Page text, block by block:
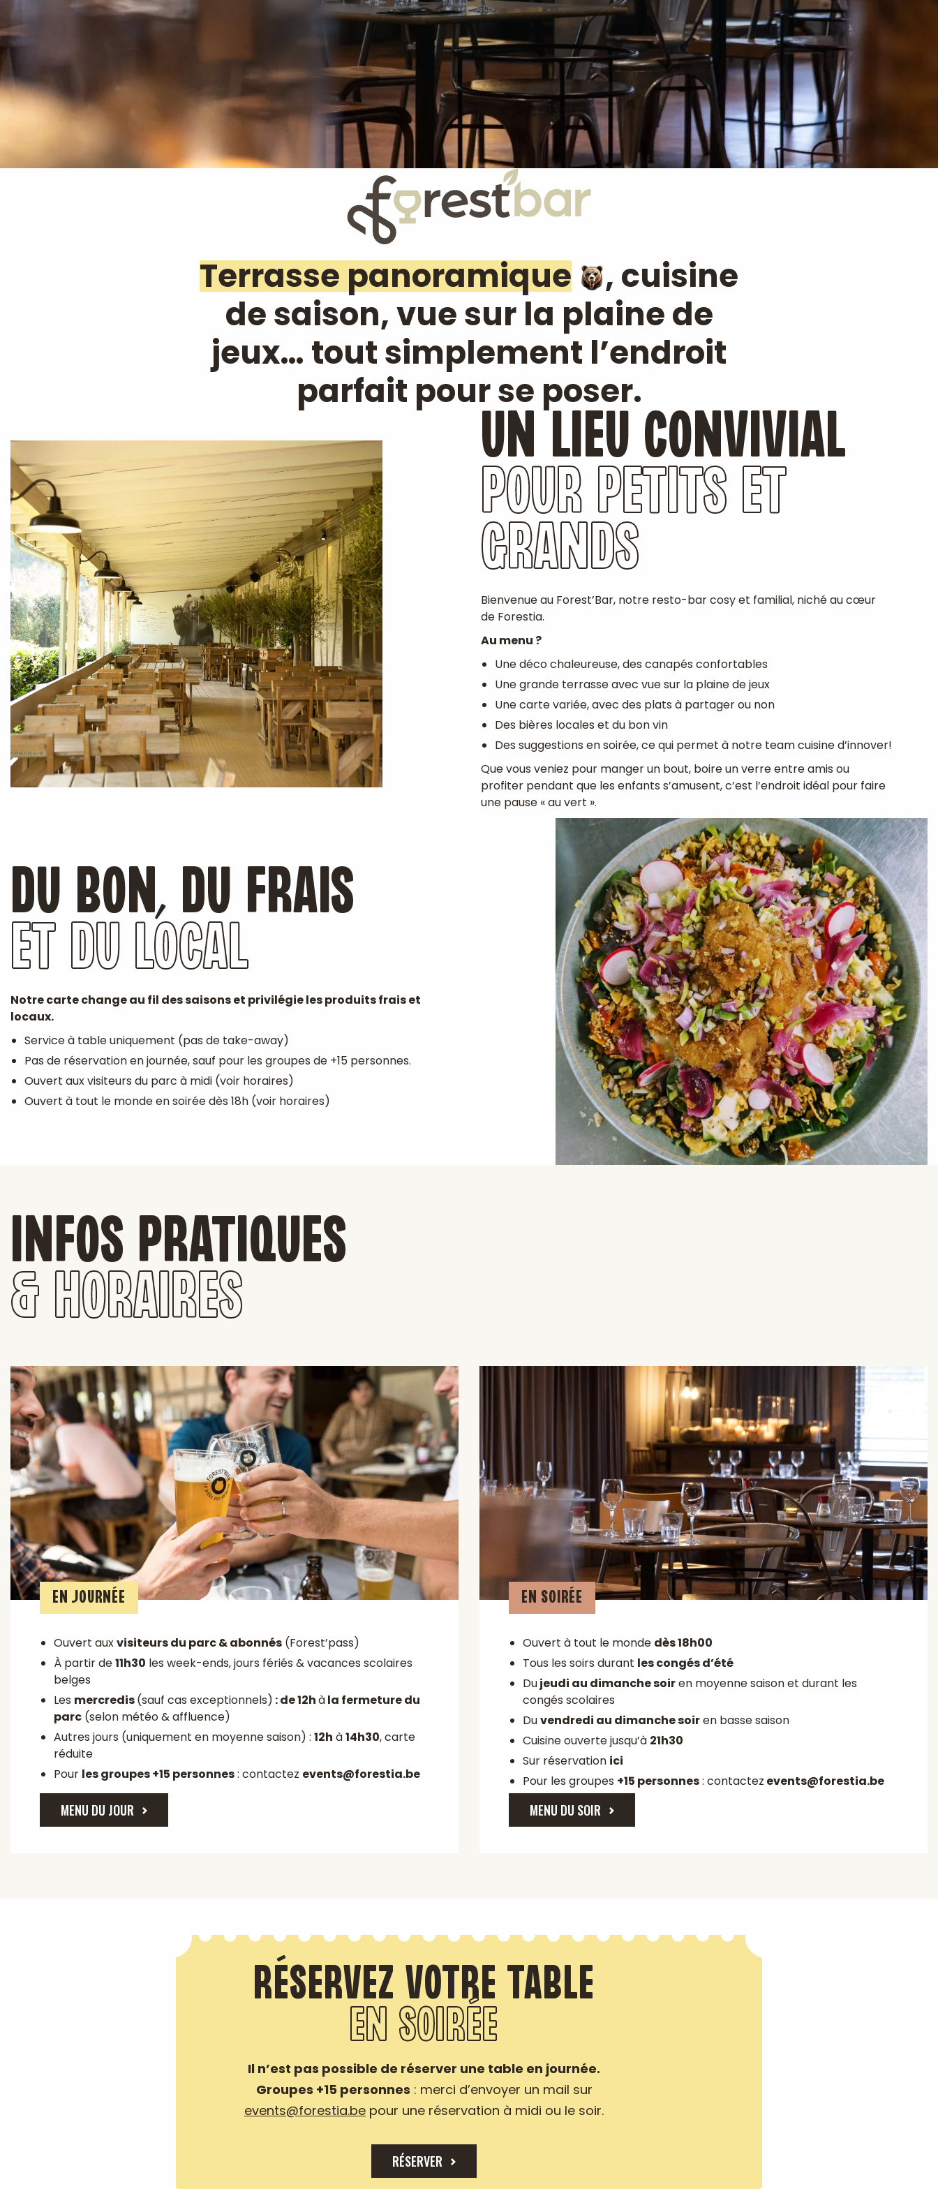
Terrasse panoramique
, cuisine
de saison, vue sur la plaine de
jeux… tout simplement l’endroit
parfait pour se poser.
UN LIEU CONVIVIAL
POUR PETITS ET
GRANDS
Bienvenue au Forest’Bar, notre resto-bar cosy et familial, niché au cœur
de Forestia.
Au menu ?
Une déco chaleureuse, des canapés confortables
Une grande terrasse avec vue sur la plaine de jeux
Une carte variée, avec des plats à partager ou non
Des bières locales et du bon vin
Des suggestions en soirée, ce qui permet à notre team cuisine d’innover!
Que vous veniez pour manger un bout, boire un verre entre amis ou
profiter pendant que les enfants s’amusent, c’est l’endroit idéal pour faire
une pause « au vert ».
DU BON, DU FRAIS
ET DU LOCAL
Notre carte change au fil des saisons et privilégie les produits frais et
locaux.
Service à table uniquement (pas de take-away)
Pas de réservation en journée, sauf pour les groupes de +15 personnes.
Ouvert aux visiteurs du parc à midi (voir horaires)
Ouvert à tout le monde en soirée dès 18h (voir horaires)
INFOS PRATIQUES
& HORAIRES
EN JOURNÉE
Ouvert auxvisiteurs du parc & abonnés (Forest’pass)
À partir de11h30 les week-ends, jours fériés & vacances scolaires
belges
Les mercredis(sauf cas exceptionnels) : de 12hàla fermeture du
parc (selon météo & affluence)
Autres jours (uniquement en moyenne saison) : 12h à14h30, carte
réduite
Pour les groupes +15 personnes: contactez events@forestia.be
MENU DU JOUR
EN SOIRÉE
Ouvert à tout le monde dès 18h00
Tous les soirs durant les congés d’été
Dujeudi au dimanche soiren moyenne saison et durant les
congés scolaires
Duvendredi au dimanche soiren basse saison
Cuisine ouverte jusqu’à 21h30
Sur réservation ici
Pour les groupes +15 personnes: contactez events@forestia.be
MENU DU SOIR
RÉSERVEZ VOTRE TABLE
EN SOIRÉE
Il n’est pas possible de réserver une table en journée.
Groupes +15 personnes : merci d’envoyer un mail sur
events@forestia.be pour une réservation à midi ou le soir.
RÉSERVER